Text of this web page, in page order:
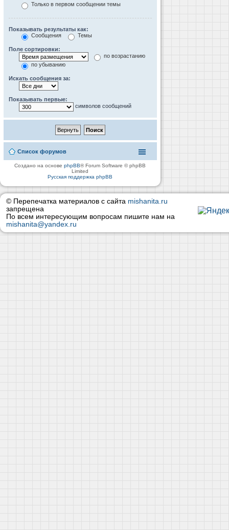
Только в первом сообщении темы
Показывать результаты как:
Сообщения
Темы
Поле сортировки:
по возрастанию
по убыванию
Искать сообщения за:
Показывать первые:
символов сообщений
Список форумов
Создано на основеphpBB® Forum Software © phpBB
Limited
Русская поддержка phpBB
© Перепечатка материалов с сайта mishanita.ru
запрещена
По всем интересующим вопросам пишите нам на
mishanita@yandex.ru